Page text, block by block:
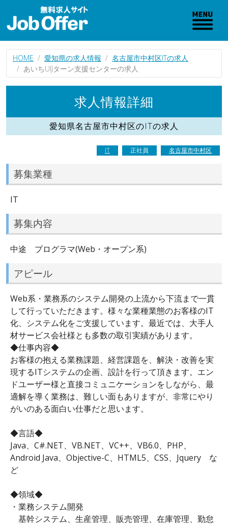
HOME 愛知県の求人情報
名古屋市中村区ITの求人
あいちUIJターン支援センターの求人
求人情報詳細
愛知県名古屋市中村区のITの求人
IT 正社員 名古屋市中村区
募集業種
IT
募集内容
中途 プログラマ(Web・オープン系)
アピール
Web系・業務系のシステム開発の上流から下流まで一貫
して行っていただきます。様々な業種業態のお客様のIT
化、システム化をご支援しています。最近では、大手人
材サービス会社様とも多数の取引実績があります。
◆仕事内容◆
お客様の抱える業務課題、経営課題を、解決・改善を実
現するITシステムの企画、設計を行って頂きます。エン
ドユーザー様と直接コミュニケーションをしながら、最
適解を導く業務は、難しい面もありますが、非常にやり
がいのある面白い仕事だと思います。
◆言語◆
Java、C#.NET、VB.NET、VC++、VB6.0、PHP、
Android Java、Objective-C、HTML5、CSS、Jquery な
ど
◆領域◆
・業務システム開発
基幹システム、生産管理、販売管理、在庫管理、勤怠